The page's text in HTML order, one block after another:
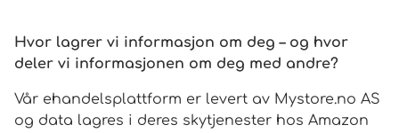
Hvor lagrer vi informasjon om deg – og hvor
deler vi informasjonen om deg med andre?
Vår ehandelsplattform er levert av Mystore.no AS
og data lagres i deres skytjenester hos Amazon